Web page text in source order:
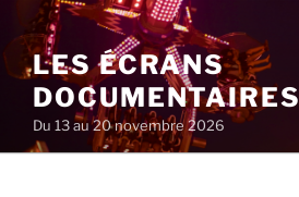
au
contenu
principal
LES ÉCRANS
DOCUMENTAIRES
Du 13 au 20 novembre 2026